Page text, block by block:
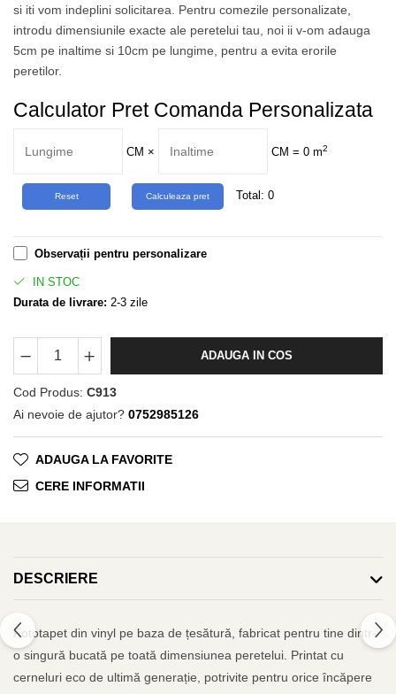
si iti vom indeplini solicitarea. Pentru comezile personalizate,
introdu dimensiunile exacte ale peretelui tau, noi ii v-om adauga
5cm pe inaltime si 10cm pe lungime, pentru a evita erorile
peretilor.
Calculator Pret Comanda Personalizata
CM × CM = 0 m2
Total: 0
Observații pentru personalizare
IN STOC
Durata de livrare: 2-3 zile
ADAUGA IN COS
Cod Produs: C913
Ai nevoie de ajutor? 0752985126
ADAUGA LA FAVORITE
CERE INFORMATII
DESCRIERE
Fototapet din vinyl pe baza de țesătură, fabricat pentru tine dintr-
o singură bucată pe toată dimensiunea peretelui. Printat cu
cerneluri eco de ultimă generație, potrivite pentru orice încăpere